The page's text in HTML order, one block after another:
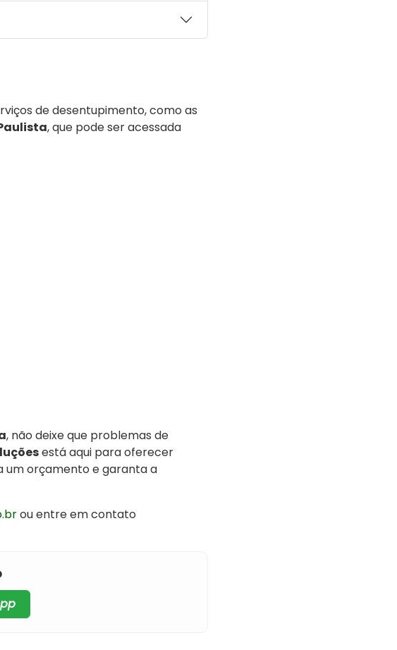
de desentupimento, como as
, que pode ser acessada
, não deixe que problemas de
está aqui para oferecer
um orçamento e garanta a
ou entre em contato